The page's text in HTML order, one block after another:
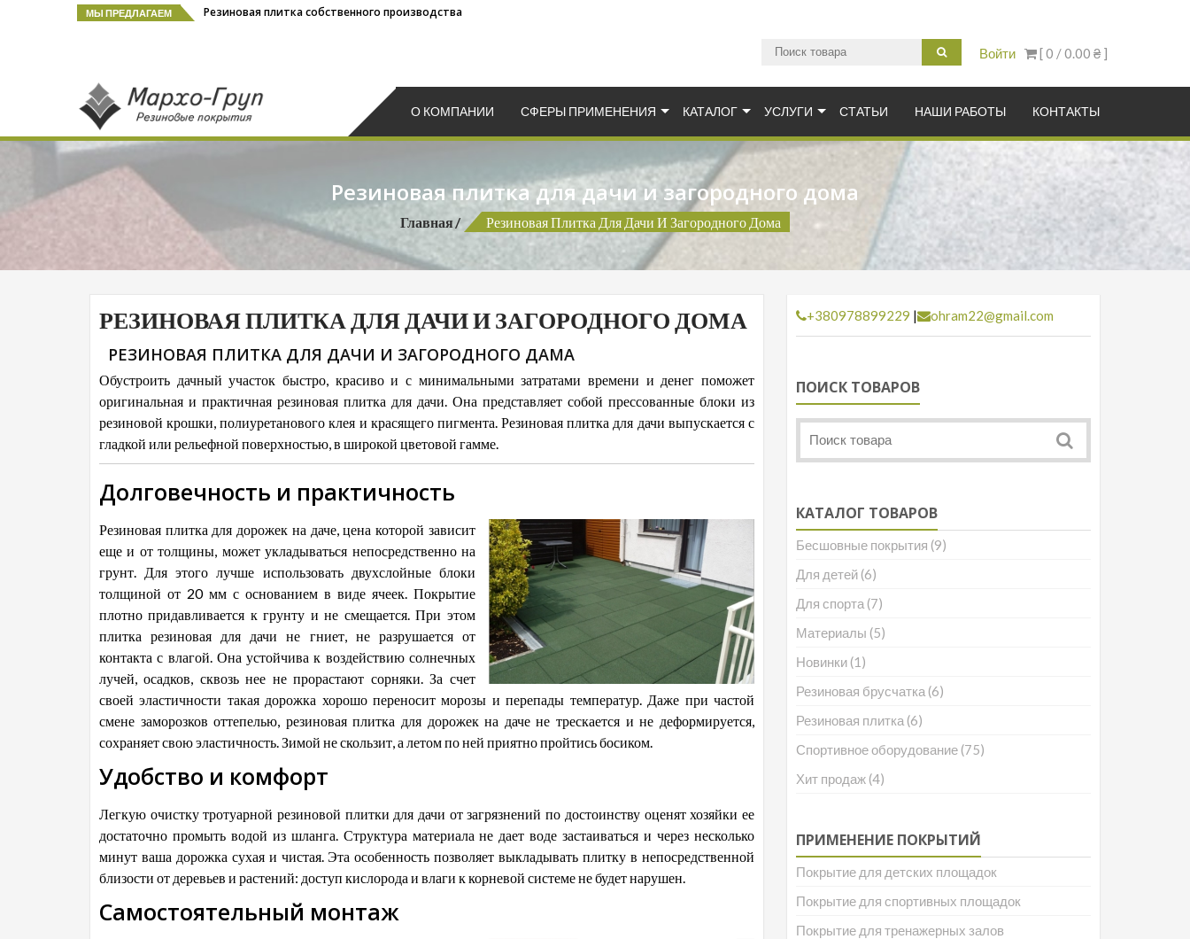
МЫ ПРЕДЛАГАЕМ Бесшовные резиновые покрытия
[ 0 /0.00 ₴]
Войти
Резиновая плитка для детских площадок.
Резиновая плитка от производственной компании Мархо-Груп. Резиновая плитка купить в Украине
О КОМПАНИИ СФЕРЫ ПРИМЕНЕНИЯ КАТАЛОГ УСЛУГИ СТАТЬИ НАШИ РАБОТЫ КОНТАКТЫ
Резиновая плитка для дачи и загородного дома
Главная Резиновая Плитка Для Дачи И Загородного Дома
РЕЗИНОВАЯ ПЛИТКА ДЛЯ ДАЧИ И ЗАГОРОДНОГО ДОМА
РЕЗИНОВАЯ ПЛИТКА ДЛЯ ДАЧИ И ЗАГОРОДНОГО ДАМА
Обустроить дачный участок быстро, красиво и с минимальными затратами времени и денег поможет
оригинальная и практичная резиновая плитка для дачи. Она представляет собой прессованные блоки из
резиновой крошки, полиуретанового клея и красящего пигмента. Резиновая плитка для дачи выпускается с
гладкой или рельефной поверхностью, в широкой цветовой гамме.
Долговечность и практичность
Резиновая плитка для дорожек на даче, цена которой зависит
еще и от толщины, может укладываться непосредственно на
грунт. Для этого лучше использовать двухслойные блоки
толщиной от 20 мм с основанием в виде ячеек. Покрытие
плотно придавливается к грунту и не смещается. При этом
плитка резиновая для дачи не гниет, не разрушается от
контакта с влагой. Она устойчива к воздействию солнечных
лучей, осадков, сквозь нее не прорастают сорняки. За счет
своей эластичности такая дорожка хорошо переносит морозы и перепады температур. Даже при частой
смене заморозков оттепелью, резиновая плитка для дорожек на даче не трескается и не деформируется,
сохраняет свою эластичность. Зимой не скользит, а летом по ней приятно пройтись босиком.
Удобство и комфорт
Легкую очистку тротуарной резиновой плитки для дачи от загрязнений по достоинству оценят хозяйки ее
достаточно промыть водой из шланга. Структура материала не дает воде застаиваться и через несколько
минут ваша дорожка сухая и чистая. Эта особенность позволяет выкладывать плитку в непосредственной
близости от деревьев и растений: доступ кислорода и влаги к корневой системе не будет нарушен.
Самостоятельный монтаж
+380978899229 | ohram22@gmail.com
ПОИСК ТОВАРОВ
КАТАЛОГ ТОВАРОВ
Бесшовные покрытия (9)
Для детей (6)
Для спорта (7)
Материалы (5)
Новинки (1)
Резиновая брусчатка (6)
Резиновая плитка (6)
Спортивное оборудование (75)
Хит продаж (4)
ПРИМЕНЕНИЕ ПОКРЫТИЙ
Покрытие для детских площадок
Покрытие для спортивных площадок
Покрытие для тренажерных залов